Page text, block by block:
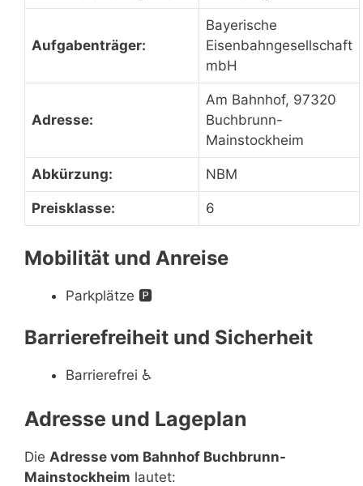
Aufgabenträger:
Bayerische
Eisenbahngesellschaft
mbH
Adresse:
Am Bahnhof, 97320
Buchbrunn-
Mainstockheim
Abkürzung: NBM
Preisklasse: 6
Mobilität und Anreise
Parkplätze 🅿️
Barrierefreiheit und Sicherheit
Barrierefrei ♿
Adresse und Lageplan
Die Adresse vom Bahnhof Buchbrunn-
Mainstockheim lautet: